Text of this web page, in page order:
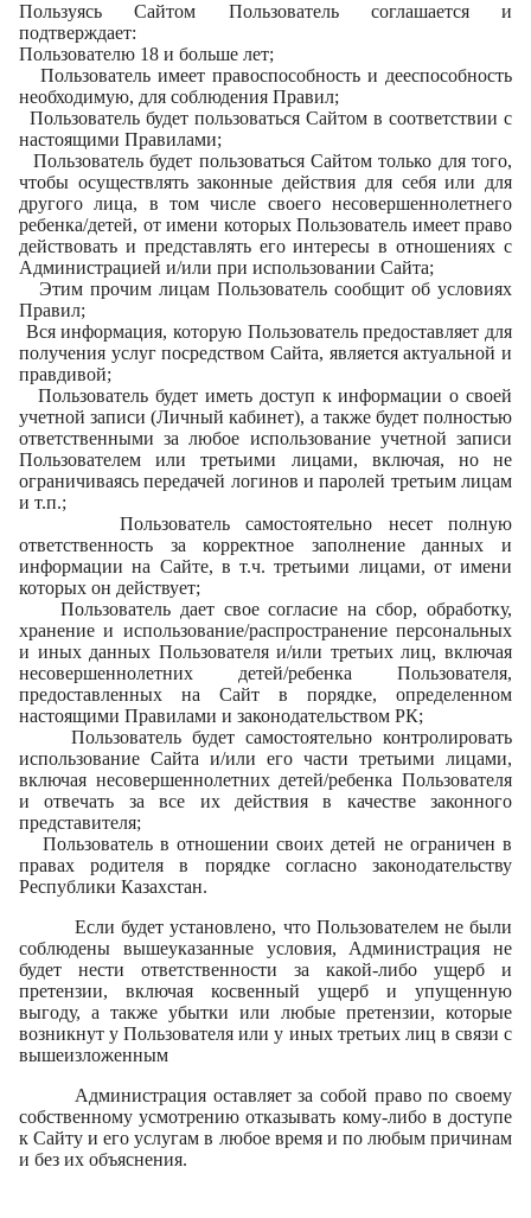
Пользуясь Сайтом Пользователь соглашается и
подтверждает:
Пользователю 18 и больше лет;
Пользователь имеет правоспособность и дееспособность
необходимую, для соблюдения Правил;
Пользователь будет пользоваться Сайтом в соответствии с
настоящими Правилами;
Пользователь будет пользоваться Сайтом только для того,
чтобы осуществлять законные действия для себя или для
другого лица, в том числе своего несовершеннолетнего
ребенка/детей, от имени которых Пользователь имеет право
действовать и представлять его интересы в отношениях с
Администрацией и/или при использовании Сайта;
Этим прочим лицам Пользователь сообщит об условиях
Правил;
Вся информация, которую Пользователь предоставляет для
получения услуг посредством Сайта, является актуальной и
правдивой;
Пользователь будет иметь доступ к информации о своей
учетной записи (Личный кабинет), а также будет полностью
ответственными за любое использование учетной записи
Пользователем или третьими лицами, включая, но не
ограничиваясь передачей логинов и паролей третьим лицам
и т.п.;
Пользователь самостоятельно несет полную
ответственность за корректное заполнение данных и
информации на Сайте, в т.ч. третьими лицами, от имени
которых он действует;
Пользователь дает свое согласие на сбор, обработку,
хранение и использование/распространение персональных
и иных данных Пользователя и/или третьих лиц, включая
несовершеннолетних детей/ребенка Пользователя,
предоставленных на Сайт в порядке, определенном
настоящими Правилами и законодательством РК;
Пользователь будет самостоятельно контролировать
использование Сайта и/или его части третьими лицами,
включая несовершеннолетних детей/ребенка Пользователя
и отвечать за все их действия в качестве законного
представителя;
Пользователь в отношении своих детей не ограничен в
правах родителя в порядке согласно законодательству
Республики Казахстан.
Если будет установлено, что Пользователем не были
соблюдены вышеуказанные условия, Администрация не
будет нести ответственности за какой-либо ущерб и
претензии, включая косвенный ущерб и упущенную
выгоду, а также убытки или любые претензии, которые
возникнут у Пользователя или у иных третьих лиц в связи с
вышеизложенным
Администрация оставляет за собой право по своему
собственному усмотрению отказывать кому-либо в доступе
к Сайту и его услугам в любое время и по любым причинам
и без их объяснения.